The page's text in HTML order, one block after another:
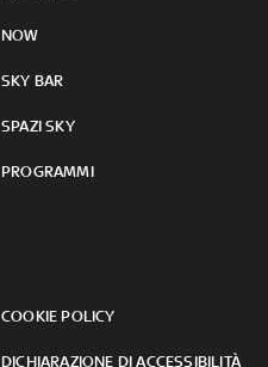
NOW
SKY BAR
SPAZI SKY
PROGRAMMI
COOKIE POLICY
DICHIARAZIONE DI ACCESSIBILITÀ